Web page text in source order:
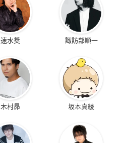
速水奨 諏訪部順一
木村昴 坂本真綾